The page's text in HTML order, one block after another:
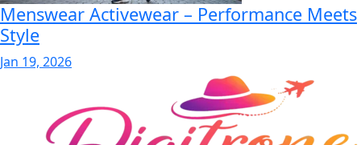
Menswear Activewear – Performance Meets
Style
Jan 19, 2026